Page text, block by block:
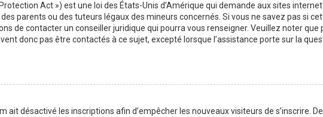
Protection Act ») est une loi des États-Unis d’Amérique qui demande aux sites
parents ou des tuteurs légaux des mineurs concernés. Si vous ne savez pas si
de contacter un conseiller juridique qui pourra vous renseigner. Veuillez noter
donc pas être contactés à ce sujet, excepté lorsque l’assistance porte sur la
ait désactivé les inscriptions afin d’empêcher les nouveaux visiteurs de